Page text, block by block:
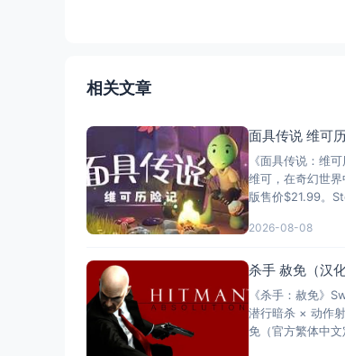
相关文章
面具传说 维可
《面具传说：维
维可，在奇幻世
版售价$21.99。
2026-08-08
杀手 赦免（汉化
《杀手：赦免》
潜行暗杀 × 动作
免（官方繁体中